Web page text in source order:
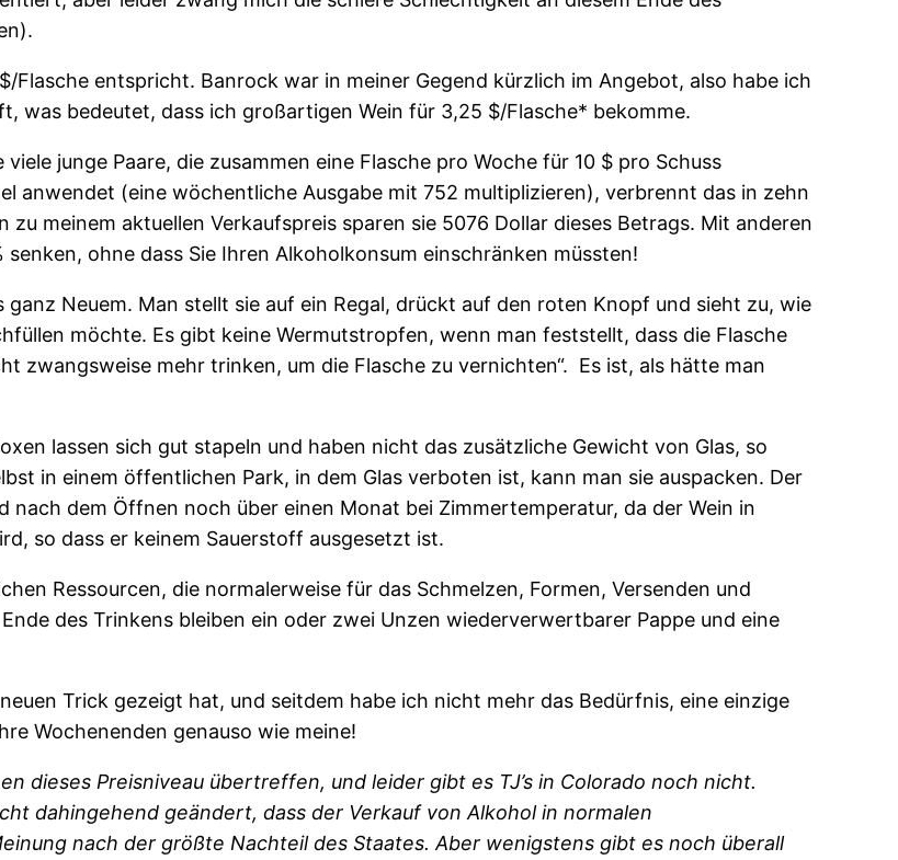
entspricht. Banrock war in meiner Gegend kürzlich im Angebot, also habe ich
was bedeutet, dass ich großartigen Wein für 3,25 $/Flasche* bekomme.
junge Paare, die zusammen eine Flasche pro Woche für 10 $ pro Schuss
anwendet (eine wöchentliche Ausgabe mit 752 multiplizieren), verbrennt das in zehn
meinem aktuellen Verkaufspreis sparen sie 5076 Dollar dieses Betrags. Mit anderen
ohne dass Sie Ihren Alkoholkonsum einschränken müssten!
Neuem. Man stellt sie auf ein Regal, drückt auf den roten Knopf und sieht zu, wie
möchte. Es gibt keine Wermutstropfen, wenn man feststellt, dass die Flasche
zwangsweise mehr trinken, um die Flasche zu vernichten“. Es ist, als hätte man
lassen sich gut stapeln und haben nicht das zusätzliche Gewicht von Glas, so
in einem öffentlichen Park, in dem Glas verboten ist, kann man sie auspacken. Der
nach dem Öffnen noch über einen Monat bei Zimmertemperatur, da der Wein in
so dass er keinem Sauerstoff ausgesetzt ist.
Ressourcen, die normalerweise für das Schmelzen, Formen, Versenden und
des Trinkens bleiben ein oder zwei Unzen wiederverwertbarer Pappe und eine
Trick gezeigt hat, und seitdem habe ich nicht mehr das Bedürfnis, eine einzige
Wochenenden genauso wie meine!
dieses Preisniveau übertreffen, und leider gibt es TJ’s in Colorado noch nicht.
dahingehend geändert, dass der Verkauf von Alkohol in normalen
nach der größte Nachteil des Staates.Aber wenigstens gibt es noch überall